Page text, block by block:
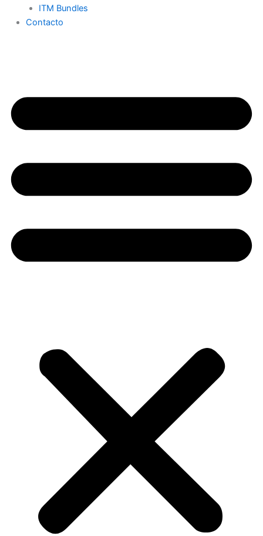
ITM Bundles
Contacto